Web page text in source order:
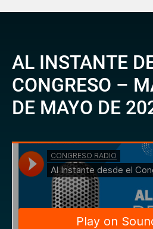
AL INSTANTE
CONGRESO –
DE MAYO DE